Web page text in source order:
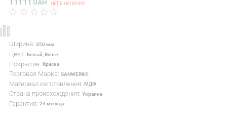
11111 UAH НЕТ В НАЛИЧИИ
Ширина: 350 мм
Цвет: Белый, Венге
Покрытие: Краска
Торговая Марка: SANWERK®
Материал изготовления: МДФ
Страна происхождения: Украина
Гарантия: 24 месяца